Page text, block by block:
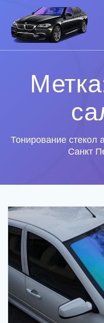
Тонирование стекол
Санкт